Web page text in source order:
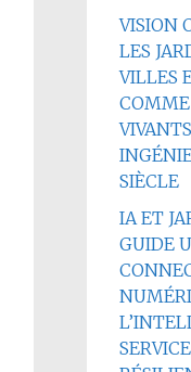
VISION
LES
VILLES
COMME
SIÈCLE
IA ET
GUIDE